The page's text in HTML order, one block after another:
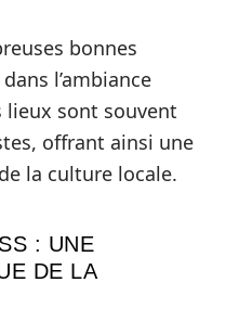
bonnes
l’ambiance
lieux sont souvent
offrant ainsi une
la culture locale.
: UNE
DE LA